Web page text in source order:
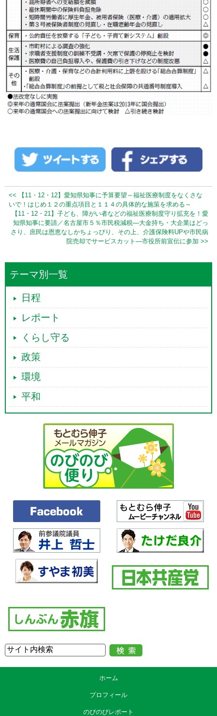
<< 【11・12・12】愛知県知事に予算要望～福祉医療制度をなくさな
いで！はじめ１２の重点項目と１１４の具体的な施策を求める～
【11・12・21】子ども、障がい者などの福祉医療制度守り拡充を！愛
知県知事に要請／名古屋市５％市民税減税―大金持ち・大企業はどっ
さり、庶民は恩恵なしかちょっぴり、その上、介護保険料UPや市民病
院売却でサービスカット―市役所前宣伝に参加 >>
テーマ別一覧
日程
レポート
くらし守る
政策
環境
平和
ホーム
プロフィール
のびのびレポート